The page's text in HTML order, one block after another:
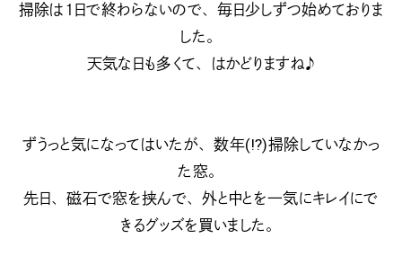
掃除は１日で終わらないので、毎日少しずつ始めておりま
した。
天気な日も多くて、はかどりますね♪
ずうっと気になってはいたが、数年(!?)掃除していなかっ
た窓。
先日、磁石で窓を挟んで、外と中とを一気にキレイにで
きるグッズを買いました。